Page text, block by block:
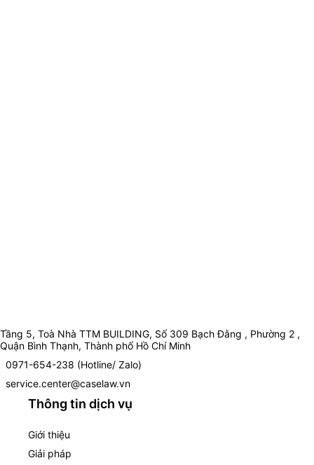
Tầng 5, Toà Nhà TTM BUILDING, Số 309 Bạch Đằng , Phường 2 ,
Quận Bình Thạnh, Thành phố Hồ Chí Minh
0971-654-238 (Hotline/ Zalo)
service.center@caselaw.vn
Thông tin dịch vụ
Giới thiệu
Giải pháp